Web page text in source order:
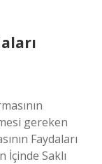
gereken
Faydaları
İçinde Saklı